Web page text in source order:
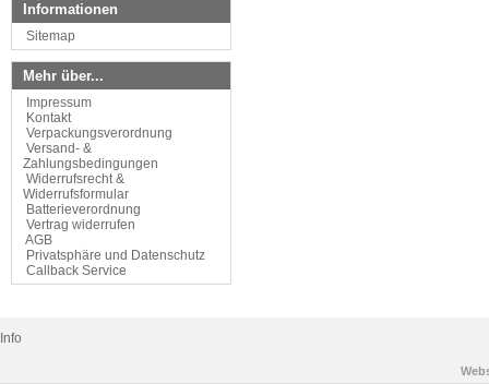
Informationen
Sitemap
Mehr über...
Impressum
Kontakt
Verpackungsverordnung
Versand- &
Zahlungsbedingungen
Widerrufsrecht &
Widerrufsformular
Batterieverordnung
Vertrag widerrufen
AGB
Privatsphäre und Datenschutz
Callback Service
Info